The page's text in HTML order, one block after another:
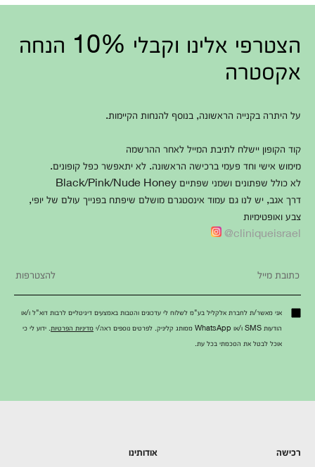
הצטרפי אלינו וקבלי 10% הנחה
אקסטרה
על היתרה בקנייה הראשונה, בנוסף להנחות הקיימות.
קוד הקופון יישלח לתיבת המייל לאחר ההרשמה
מימוש אישי וחד פעמי ברכישה הראשונה. לא יתאפשר כפל קופונים.
לא כולל שפתונים ושמני שפתיים Black/Pink/Nude Honey
דרך אגב, יש לנו גם עמוד אינסטגרם מושלם שיפתח בפנייך עולם של יופי,
צבע ואופטימיות
cliniqueisrael@
אני מאשר/ת לחברת אלקליל בע"מ לשלוח לי עדכונים והטבות באמצעים דיגיטליים לרבות דוא"ל ו/או
הודעות SMS ו/או WhatsApp ממותג קליניק. לפרטים נוספים ראה/י
מדיניות הפרטיות . ידוע לי כי
אוכל לבטל את הסכמתי בכל עת.
רכישה אודותינו